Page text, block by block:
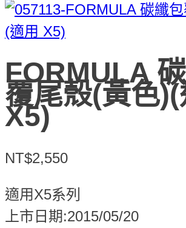
FORMULA
覆尾殼(黃色
X5)
NT$2,550
適用X5系列
上市日期:2015/05/20